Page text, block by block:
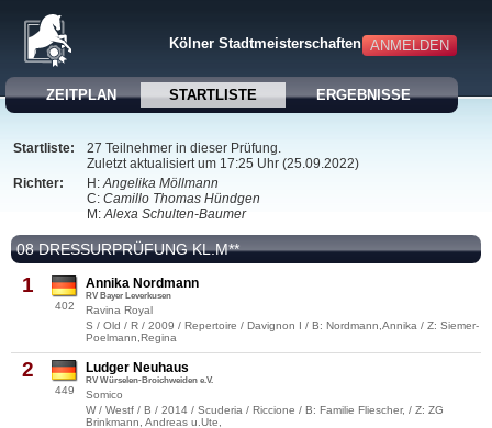
ANMELDEN
Kölner Stadtmeisterschaften 2022
ZEITPLAN STARTLISTE ERGEBNISSE
Startliste:
27 Teilnehmer in dieser Prüfung.
Zuletzt aktualisiert um 17:25 Uhr (25.09.2022)
Richter:
H:Angelika Möllmann
C: Camillo Thomas Hündgen
M:Alexa Schulten-Baumer
08 DRESSURPRÜFUNG KL.M**
1
402
Annika Nordmann
RV Bayer Leverkusen
Ravina Royal
S / Old / R / 2009 / Repertoire / Davignon I / B: Nordmann,Annika / Z: Siemer-
Poelmann,Regina
2
449
Ludger Neuhaus
RV Würselen-Broichweiden e.V.
Somico
W / Westf / B / 2014 / Scuderia / Riccione / B: Familie Fliescher, / Z: ZG
Brinkmann, Andreas u.Ute,